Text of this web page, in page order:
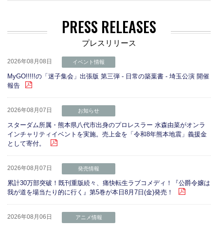
PRESS RELEASES
プレスリリース
2026年08月08日 イベント情報
MyGO!!!!!の「迷子集会」出張版 第三弾 - 日常の築葉書 - 埼玉公演 開催
報告
2026年08月07日 お知らせ
スターダム所属・熊本県八代市出身のプロレスラー 水森由菜がオンラ
インチャリティイベントを実施。売上金を「令和8年熊本地震」義援金
として寄付。
2026年08月07日 発売情報
累計30万部突破！既刊重版続々、痛快転生ラブコメディ！『公爵令嬢は
我が道を場当たり的に行く』第5巻が本日8月7日(金)発売！
2026年08月06日 アニメ情報